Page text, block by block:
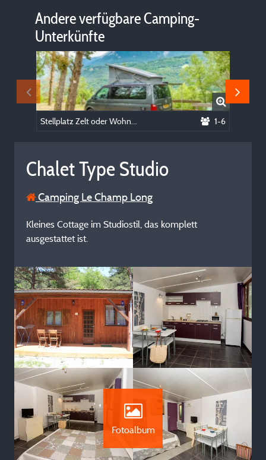
Andere verfügbare Camping-
Unterkünfte
1-6
Chalet Type Studio
Camping Le Champ Long
Kleines Cottage im Studiostil, das komplett
ausgestattet ist.
Fotoalbum